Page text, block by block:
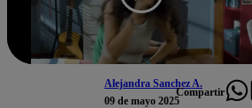
Alejandra Sanchez A.
09 de mayo 2025
Compartir